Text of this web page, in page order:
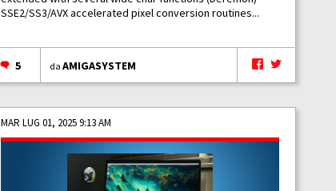
SSE2/SS3/AVX accelerated pixel conversion routines...
5 daAMIGASYSTEM
MAR LUG 01, 2025 9:13 AM